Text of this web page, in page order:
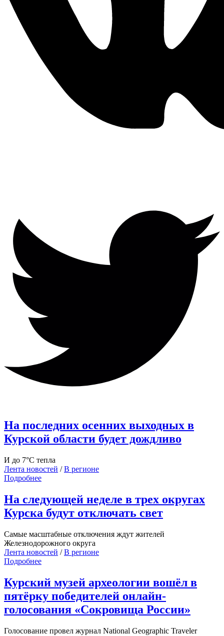
На последних осенних выходных в
Курской области будет дождливо
И до 7°С тепла
Лента новостей /В регионе
Подробнее
На следующей неделе в трех округах
Курска будут отключать свет
Самые масштабные отключения ждут жителей
Железнодорожного округа
Лента новостей /В регионе
Подробнее
Курский музей археологии вошёл в
пятёрку победителей онлайн-
голосования «Сокровища России»
Голосование провел журнал National Geographic Traveler